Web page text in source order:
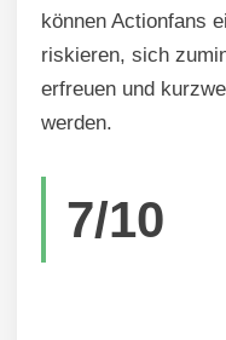
können Actionfans
riskieren, sich
erfreuen und
werden.
7/10